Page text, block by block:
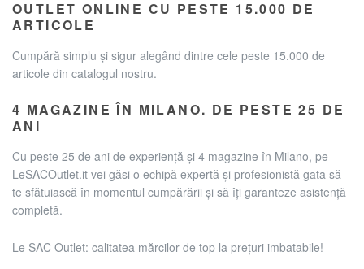
OUTLET ONLINE CU PESTE 15.000 DE
ARTICOLE
Cumpără simplu și sigur alegând dintre cele peste 15.000 de
articole din catalogul nostru.
4 MAGAZINE ÎN MILANO. DE PESTE 25 DE
ANI
Cu peste 25 de ani de experiență și 4 magazine în Milano, pe
LeSACOutlet.it vei găsi o echipă expertă și profesionistă gata să
te sfătuiască în momentul cumpărării și să îți garanteze asistență
completă.
Le SAC Outlet: calitatea mărcilor de top la prețuri imbatabile!